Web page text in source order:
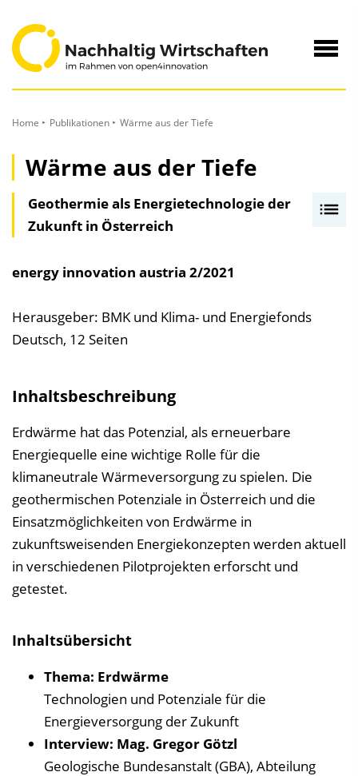
Inhalt
Home Publikationen Wärme aus der Tiefe
Wärme aus der Tiefe
c
n
d
Geothermie als Energietechnologie der
Zukunft in Österreich
energy innovation austria 2/2021
Herausgeber: BMK und Klima- und Energiefonds
Deutsch, 12 Seiten
Inhaltsbeschreibung
Erdwärme hat das Potenzial, als erneuerbare
Energiequelle eine wichtige Rolle für die
klimaneutrale Wärmeversorgung zu spielen. Die
geothermischen Potenziale in Österreich und die
Einsatzmöglichkeiten von Erdwärme in
zukunftsweisenden Energiekonzepten werden aktuell
in verschiedenen Pilotprojekten erforscht und
getestet.
Inhaltsübersicht
Thema: Erdwärme
Technologien und Potenziale für die
Energieversorgung der Zukunft
Interview: Mag. Gregor Götzl
Geologische Bundesanstalt (GBA), Abteilung